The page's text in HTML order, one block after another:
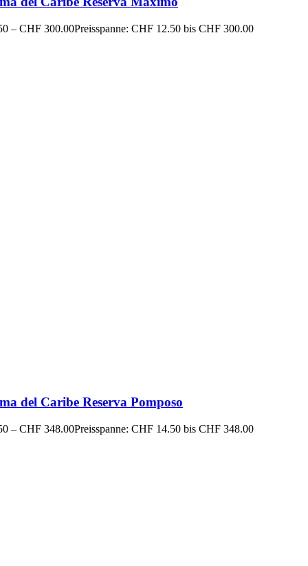
– CHF 300.00Preisspanne: CHF 12.50 bis CHF 300.00
del Caribe Reserva Pomposo
– CHF 348.00Preisspanne: CHF 14.50 bis CHF 348.00